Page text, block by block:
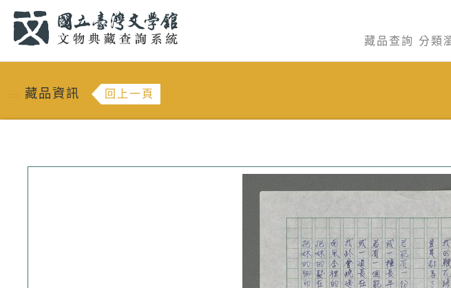
藏品查詢 分類
::: 藏品資訊 回上一頁